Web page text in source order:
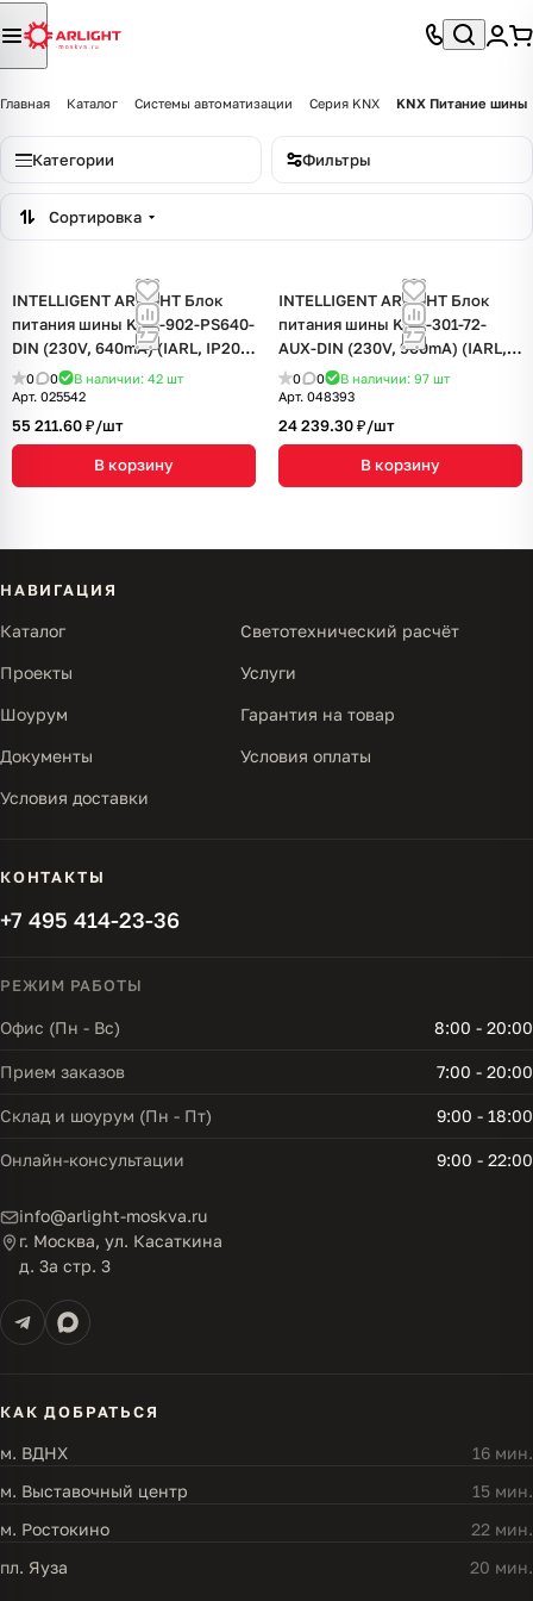
Главная Каталог Системы автоматизации Серия KNX KNX Питание шины
Категории Фильтры
Сортировка
INTELLIGENT ARLIGHT Блок
питания шины KNX-902-PS640-
DIN (230V, 640mA) (IARL, IP20
Пластик, 2 года)
0 0 В наличии: 42 шт
Арт. 025542
55 211.60 ₽/шт
В корзину
INTELLIGENT ARLIGHT Блок
питания шины KNX-301-72-
AUX-DIN (230V, 960mA) (IARL,
IP20 Пластик, 2 года)
0 0 В наличии: 97 шт
Арт. 048393
24 239.30 ₽/шт
В корзину
НАВИГАЦИЯ
Каталог Светотехнический расчёт
Проекты Услуги
Шоурум Гарантия на товар
Документы Условия оплаты
Условия доставки
КОНТАКТЫ
+7 495 414-23-36
РЕЖИМ РАБОТЫ
Офис (Пн - Вс) 8:00 - 20:00
Прием заказов 7:00 - 20:00
Склад и шоурум (Пн - Пт) 9:00 - 18:00
Онлайн-консультации 9:00 - 22:00
info@arlight-moskva.ru
г. Москва, ул. Касаткина
д. 3а стр. 3
КАК ДОБРАТЬСЯ
м. ВДНХ
16 мин.
м. Выставочный центр
15 мин.
м. Ростокино
22 мин.
пл. Яуза
20 мин.